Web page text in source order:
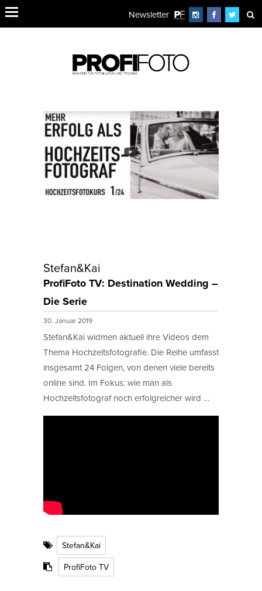
Newsletter
Stefan&Kai
ProfiFoto TV: Destination Wedding –
Die Serie
30. Januar 2019
Stefan&Kai widmen aktuell ihre Videos dem
Thema Hochzeitsfotografie. Die Reihe umfasst
insgesamt 24 Folgen, von denen viele bereits
online sind. Im Fokus: wie man als
Hochzeitsfotograf noch erfolgreicher wird …
Stefan&Kai
ProfiFoto TV